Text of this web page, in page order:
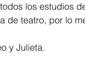
los estudios
de teatro, por lo
y Julieta.